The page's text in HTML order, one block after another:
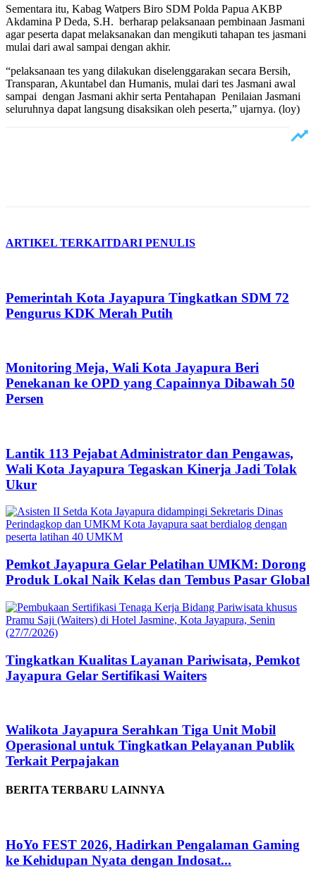
Sementara itu, Kabag Watpers Biro SDM Polda Papua AKBP
Akdamina P Deda, S.H. berharap pelaksanaan pembinaan Jasmani
agar peserta dapat melaksanakan dan mengikuti tahapan tes jasmani
mulai dari awal sampai dengan akhir.
“pelaksanaan tes yang dilakukan diselenggarakan secara Bersih,
Transparan, Akuntabel dan Humanis, mulai dari tes Jasmani awal
sampai dengan Jasmani akhir serta Pentahapan Penilaian Jasmani
seluruhnya dapat langsung disaksikan oleh peserta,” ujarnya. (loy)
ARTIKEL TERKAITDARI PENULIS
Pemerintah Kota Jayapura Tingkatkan SDM 72
Pengurus KDK Merah Putih
Monitoring Meja, Wali Kota Jayapura Beri
Penekanan ke OPD yang Capainnya Dibawah 50
Persen
Lantik 113 Pejabat Administrator dan Pengawas,
Wali Kota Jayapura Tegaskan Kinerja Jadi Tolak
Ukur
Pemkot Jayapura Gelar Pelatihan UMKM: Dorong
Produk Lokal Naik Kelas dan Tembus Pasar Global
Tingkatkan Kualitas Layanan Pariwisata, Pemkot
Jayapura Gelar Sertifikasi Waiters
Walikota Jayapura Serahkan Tiga Unit Mobil
Operasional untuk Tingkatkan Pelayanan Publik
Terkait Perpajakan
BERITA TERBARU LAINNYA
HoYo FEST 2026, Hadirkan Pengalaman Gaming
ke Kehidupan Nyata dengan Indosat...